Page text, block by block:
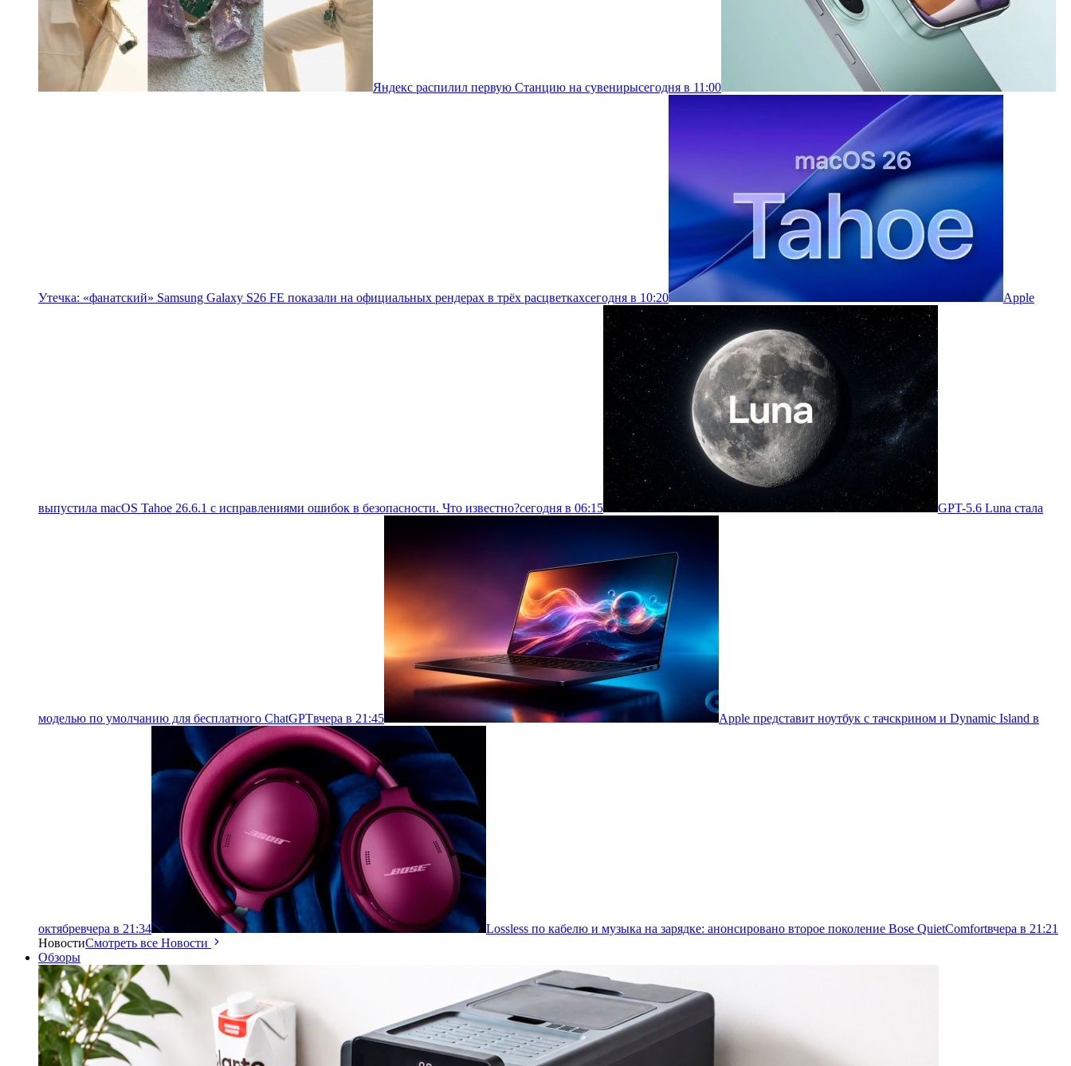
Яндекс распилил первую Станцию на сувенирысегодня в 11:00
Утечка: «фанатский» Samsung Galaxy S26 FE показали на официальных рендерах в трёх расцветкахсегодня в 10:20 Apple
выпустила macOS Tahoe 26.6.1 с исправлениями ошибок в безопасности. Что известно?сегодня в 06:15 GPT-5.6 Luna стала
моделью по умолчанию для бесплатного ChatGPTвчера в 21:45 Apple представит ноутбук с тачскрином и Dynamic Island в
октябревчера в 21:34 Lossless по кабелю и музыка на зарядке: анонсировано второе поколение Bose QuietComfortвчера в 21:21
НовостиСмотреть все Новости
Обзоры